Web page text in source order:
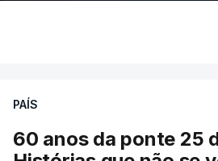
PAÍS
60 anos da ponte 25